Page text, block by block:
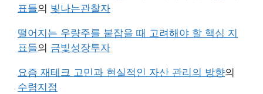
표들의 빛나는관찰자
떨어지는 우량주를 붙잡을 때 고려해야 할 핵심 지
표들의 금빛성장투자
요즘 재테크 고민과 현실적인 자산 관리의 방향의
수렴지점